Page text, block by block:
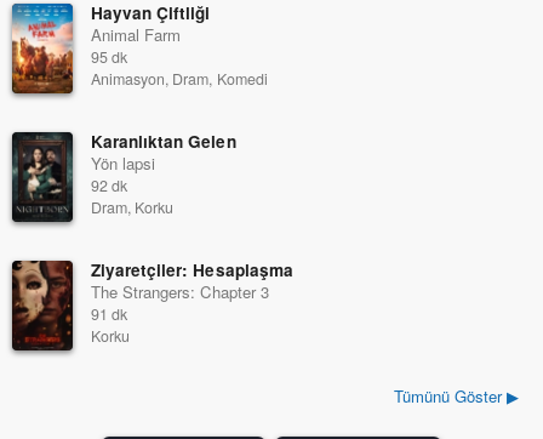
Hayvan Çiftliği
Animal Farm
95 dk
Animasyon, Dram, Komedi
Karanlıktan Gelen
Yön lapsi
92 dk
Dram, Korku
Ziyaretçiler: Hesaplaşma
The Strangers: Chapter 3
91 dk
Korku
Tümünü Göster ▶